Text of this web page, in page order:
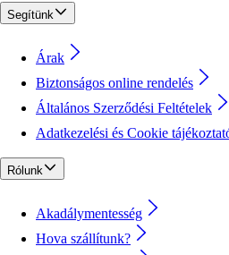
Segítünk
Árak
Biztonságos online rendelés
Általános Szerződési Feltételek
Adatkezelési és Cookie
Rólunk
Akadálymentesség
Hova szállítunk?